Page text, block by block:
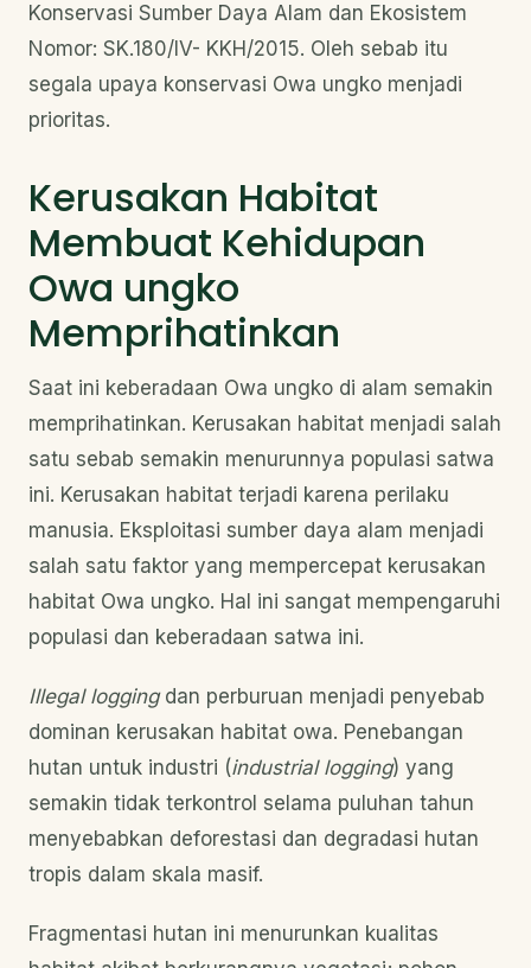
Konservasi Sumber Daya Alam dan Ekosistem
Nomor: SK.180/IV- KKH/2015. Oleh sebab itu
segala upaya konservasi Owa ungko menjadi
prioritas.
Kerusakan Habitat
Membuat Kehidupan
Owa ungko
Memprihatinkan
Saat ini keberadaan Owa ungko di alam semakin
memprihatinkan. Kerusakan habitat menjadi salah
satu sebab semakin menurunnya populasi satwa
ini. Kerusakan habitat terjadi karena perilaku
manusia. Eksploitasi sumber daya alam menjadi
salah satu faktor yang mempercepat kerusakan
habitat Owa ungko. Hal ini sangat mempengaruhi
populasi dan keberadaan satwa ini.
Illegal loggingdan perburuan menjadi penyebab
dominan kerusakan habitat owa. Penebangan
hutan untuk industri (industrial logging) yang
semakin tidak terkontrol selama puluhan tahun
menyebabkan deforestasi dan degradasi hutan
tropis dalam skala masif.
Fragmentasi hutan ini menurunkan kualitas